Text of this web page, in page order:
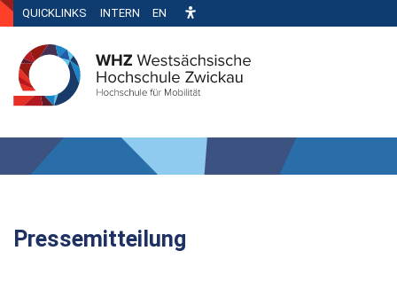
QUICKLINKS INTERN EN
Pressemitteilung